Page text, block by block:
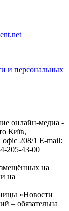
и персональных
онлайн-медиа -
Київ,
208/1 E-mail:
205-43-00
на
на
«Новости
– обязательна